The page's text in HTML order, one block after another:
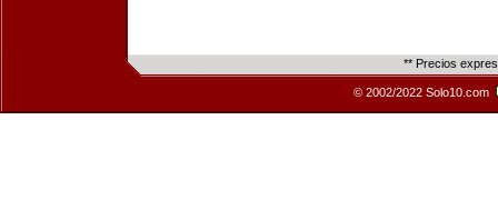
** Precios
© 2002/2022 Solo10.com